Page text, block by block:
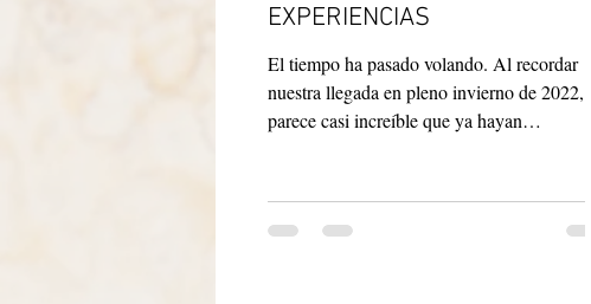
EXPERIENCIAS
El tiempo ha pasado volando. Al recordar
nuestra llegada en pleno invierno de 2022,
parece casi increíble que ya hayan
Albania-Mozambique —representada por la
hermana Cesarina Pisanelli— por brindarnos